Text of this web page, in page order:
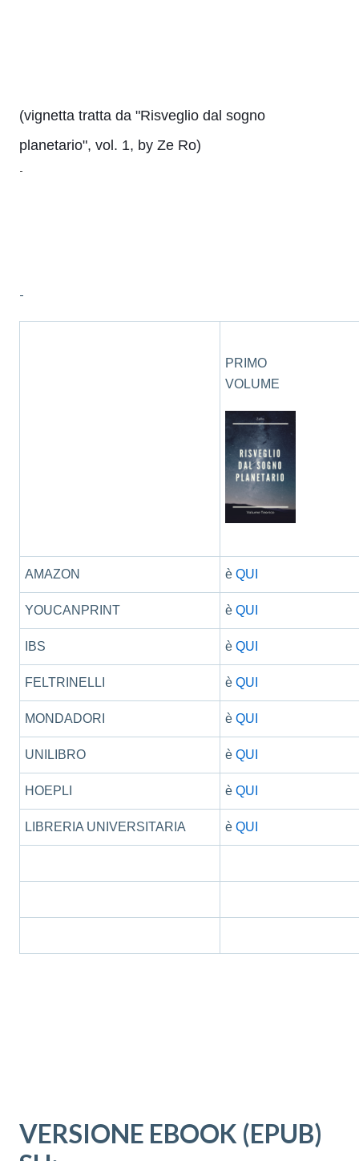
(vignetta tratta da "Risveglio dal sogno
planetario", vol. 1, by Ze Ro)
-
-
PRIMO
VOLUME
AMAZON èQUI
YOUCANPRINT èQUI
IBS èQUI
FELTRINELLI èQUI
MONDADORI èQUI
UNILIBRO èQUI
HOEPLI èQUI
LIBRERIA UNIVERSITARIA èQUI
VERSIONE EBOOK (EPUB)